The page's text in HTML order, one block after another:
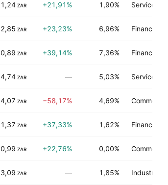
ZAR +21,91% 1,90% Services
2,85 ZAR +23,23% 6,96% Finance
0,89 ZAR +39,14% 7,36% Finance
4,74 ZAR — 5,03% Services
4,07 ZAR −58,17% 4,69%
1,37 ZAR +37,33% 1,62% Finance
ZAR +22,76% 0,00%
3,09 ZAR — 1,85% Industries